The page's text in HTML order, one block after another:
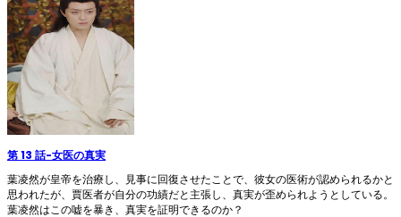
第 13 話-女医の真実
葉凌然が皇帝を治療し、見事に回復させたことで、彼女の医術が認められるかと
思われたが、賈医者が自分の功績だと主張し、真実が歪められようとしている。
葉凌然はこの嘘を暴き、真実を証明できるのか？